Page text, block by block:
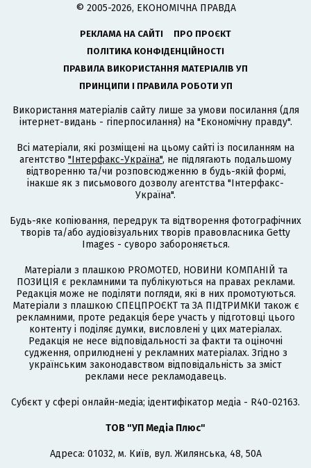
© 2005-2026, ЕКОНОМІЧНА ПРАВДА
РЕКЛАМА НА САЙТІ
ПРО ПРОЄКТ
ПОЛІТИКА КОНФІДЕНЦІЙНОСТІ
ПРАВИЛА ВИКОРИСТАННЯ МАТЕРІАЛІВ УП
ПРИНЦИПИ І ПРАВИЛА РОБОТИ УП
Використання матеріалів сайту лише за умови посилання (для
інтернет-видань - гіперпосилання) на "Економічну правду".
Всі матеріали, які розміщені на цьому сайті із посиланням на
агентство "Інтерфакс-Україна", не підлягають подальшому
відтворенню та/чи розповсюдженню в будь-якій формі,
інакше як з письмового дозволу агентства "Інтерфакс-
Україна".
Будь-яке копіювання, передрук та відтворення фотографічних
творів та/або аудіовізуальних творів правовласника Getty
Images - суворо забороняється.
Матеріали з плашкою PROMOTED, НОВИНИ КОМПАНІЙ та
ПОЗИЦІЯ є рекламними та публікуються на правах реклами.
Редакція може не поділяти погляди, які в них промотуються.
Матеріали з плашкою СПЕЦПРОЄКТ та ЗА ПІДТРИМКИ також є
рекламними, проте редакція бере участь у підготовці цього
контенту і поділяє думки, висловлені у цих матеріалах.
Редакція не несе відповідальності за факти та оціночні
судження, оприлюднені у рекламних матеріалах. Згідно з
українським законодавством відповідальність за зміст
реклами несе рекламодавець.
Cубєкт у сфері онлайн-медіа; ідентифікатор медіа - R40-02163.
ТОВ "УП Медіа Плюс"
Адреса: 01032, м. Київ, вул. Жилянська, 48, 50А